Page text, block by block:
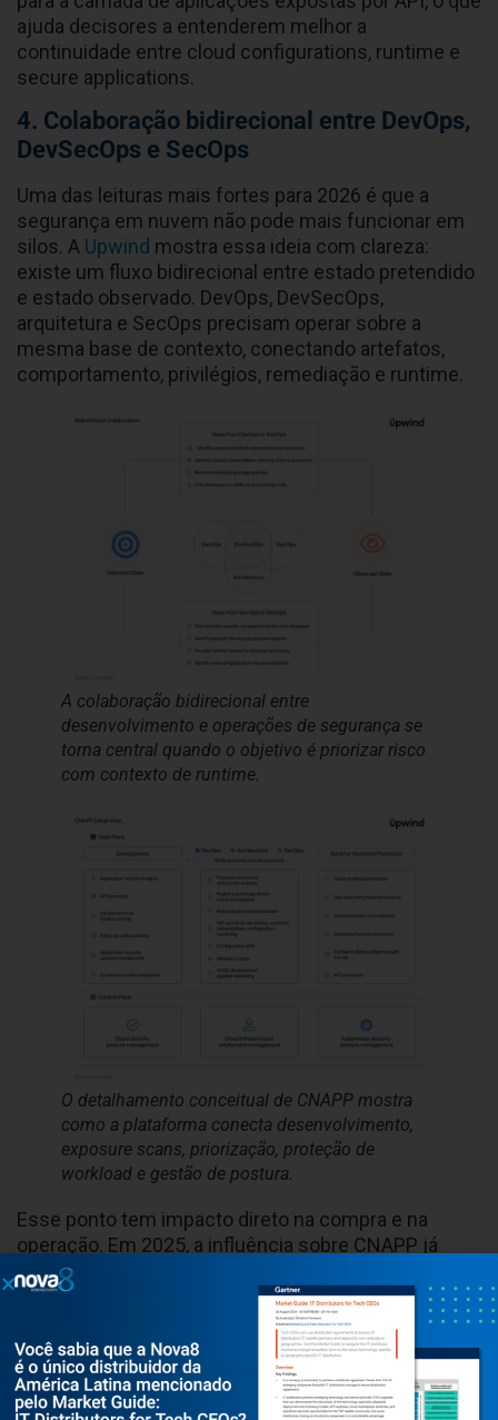
ajuda decisores a entenderem melhor a
continuidade entre cloud configurations, runtime e
secure applications.
4. Colaboração bidirecional entre DevOps,
DevSecOps e SecOps
Uma das leituras mais fortes para 2026 é que a
segurança em nuvem não pode mais funcionar em
silos. A Upwind mostra essa ideia com clareza:
existe um fluxo bidirecional entre estado pretendido
e estado observado. DevOps, DevSecOps,
arquitetura e SecOps precisam operar sobre a
mesma base de contexto, conectando artefatos,
comportamento, privilégios, remediação e runtime.
A colaboração bidirecional entre
desenvolvimento e operações de segurança se
torna central quando o objetivo é priorizar risco
com contexto de runtime.
O detalhamento conceitual de CNAPP mostra
como a plataforma conecta desenvolvimento,
exposure scans, priorização, proteção de
workload e gestão de postura.
Esse ponto tem impacto direto na compra e na
operação. Em 2025, a influência sobre CNAPP já
havia se ampliado para além do CISO. Em 2026, isso
se consolida. A decisão passa por cloud security,
engenharia de plataforma, arquitetura, DevSecOps e
liderança executiva. Uma plataforma como a
Upwind
faz sentido justamente porque oferece uma
narrativa comum entre esses grupos.